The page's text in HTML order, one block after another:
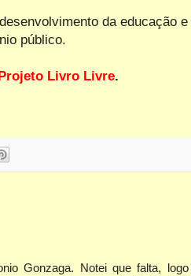
da educação
público.
Livro Livre.
Gonzaga. Notei que falta,